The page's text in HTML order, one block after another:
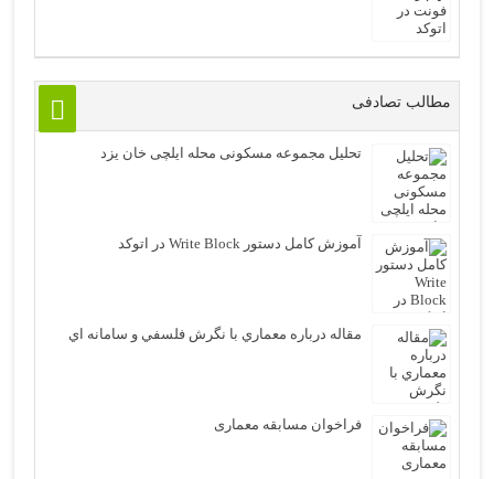
مطالب تصادفی
تحلیل مجموعه مسکونی محله ایلچی خان یزد
آموزش کامل دستور Write Block در اتوکد
مقاله درباره معماري با نگرش فلسفي و سامانه اي
فراخوان مسابقه معماری